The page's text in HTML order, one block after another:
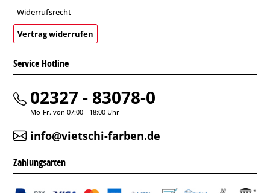
Widerrufsrecht
Vertrag widerrufen
Service Hotline
02327 - 83078-0
Mo-Fr. von 07:00 - 18:00 Uhr
info@vietschi-farben.de
Zahlungsarten